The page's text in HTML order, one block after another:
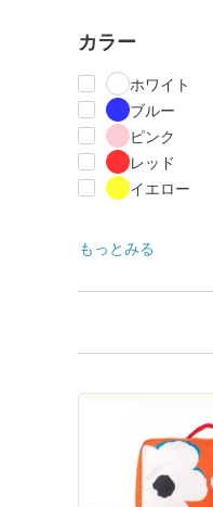
カラー
ホワイト
ブルー
ピンク
レッド
イエロー
もっとみる